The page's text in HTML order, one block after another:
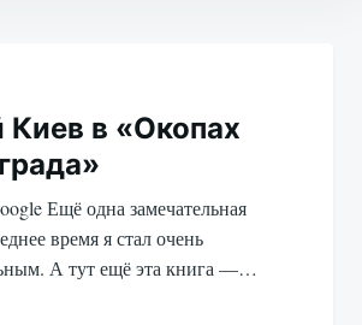
в «Окопах
Ещё одна замечательная
время я стал очень
А тут ещё эта книга —…